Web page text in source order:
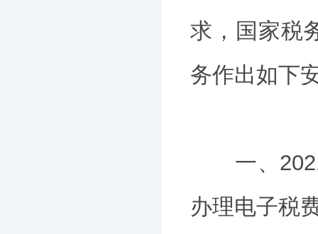
求，国家税
务作出如下
一、2021
办理电子税